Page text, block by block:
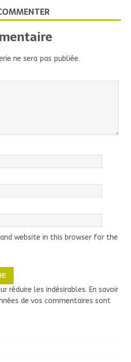
ne sera pas publiée.
website in this browser for the
réduire les indésirables. En savoir
de vos commentaires sont